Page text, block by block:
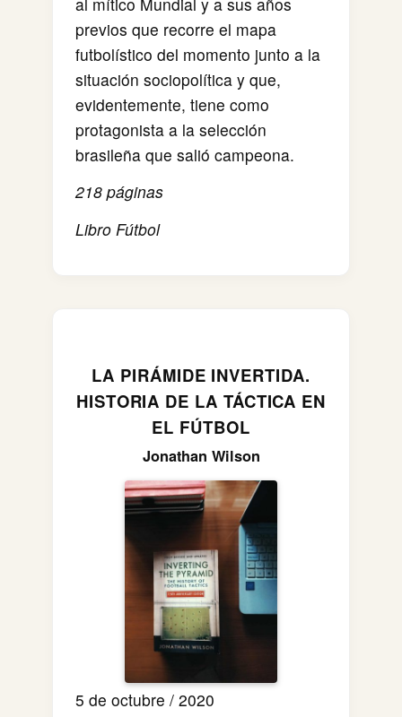
previos que recorre el mapa
futbolístico del momento junto a la
situación sociopolítica y que,
evidentemente, tiene como
protagonista a la selección
brasileña que salió campeona.
218 páginas
Libro Fútbol
LA PIRÁMIDE INVERTIDA.
HISTORIA DE LA TÁCTICA EN
EL FÚTBOL
Jonathan Wilson
5 de octubre / 2020